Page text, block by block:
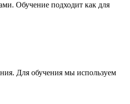
Обучение подходит как для
Для обучения мы используем